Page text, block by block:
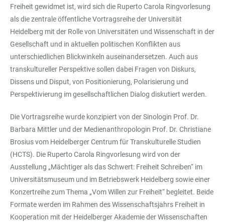
Freiheit gewidmet ist, wird sich die Ruperto Carola Ringvorlesung
als die zentrale öffentliche Vortragsreihe der Universität
Heidelberg mit der Rolle von Universitäten und Wissenschaft in der
Gesellschaft und in aktuellen politischen Konflikten aus
unterschiedlichen Blickwinkeln auseinandersetzen. Auch aus
transkultureller Perspektive sollen dabei Fragen von Diskurs,
Dissens und Disput, von Positionierung, Polarisierung und
Perspektivierung im gesellschaftlichen Dialog diskutiert werden.
Die Vortragsreihe wurde konzipiert von der Sinologin Prof. Dr.
Barbara Mittler und der Medienanthropologin Prof. Dr. Christiane
Brosius vom Heidelberger Centrum für Transkulturelle Studien
(HCTS). Die Ruperto Carola Ringvorlesung wird von der
Ausstellung „Mächtiger als das Schwert: Freiheit Schreiben“ im
Universitätsmuseum und im Betriebswerk Heidelberg sowie einer
Konzertreihe zum Thema „Vom Willen zur Freiheit“ begleitet. Beide
Formate werden im Rahmen des Wissenschaftsjahrs Freiheit in
Kooperation mit der Heidelberger Akademie der Wissenschaften